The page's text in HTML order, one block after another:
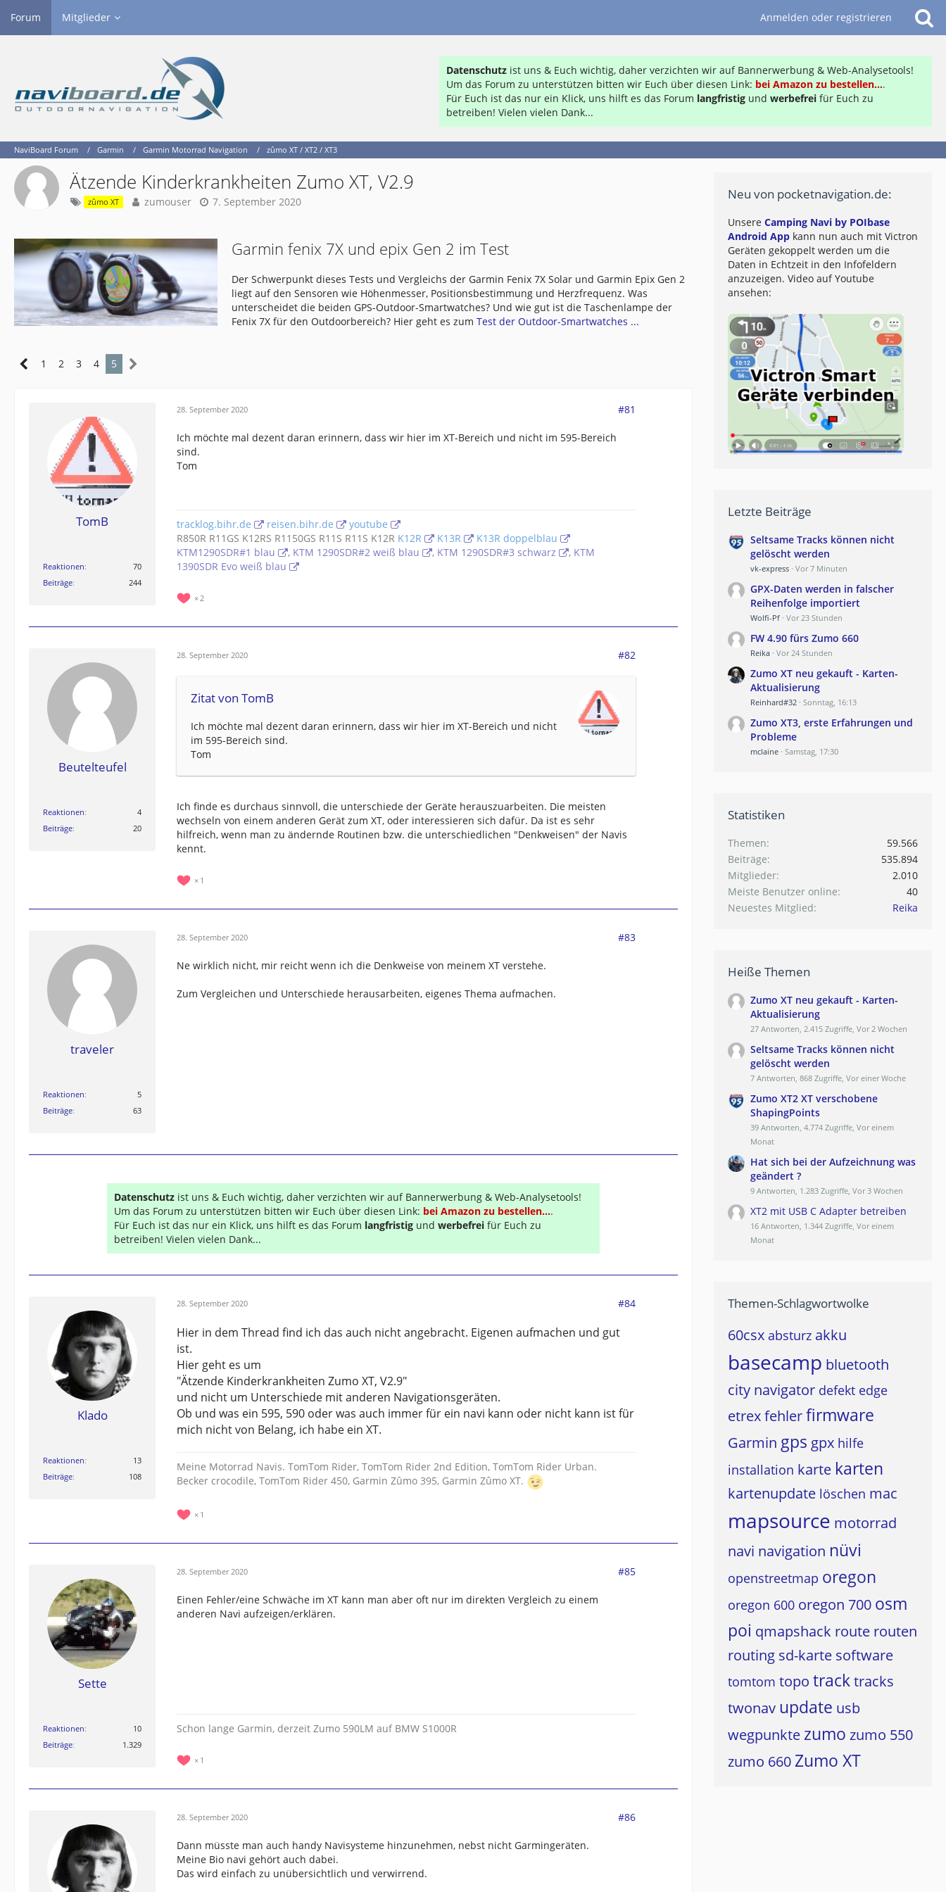
Forum Mitglieder Anmelden oder registrieren
Datenschutz ist uns & Euch wichtig, daher verzichten wir auf Bannerwerbung & Web-Analysetools!
Um das Forum zu unterstützen bitten wir Euch über diesen Link: bei Amazon zu bestellen....
Für Euch ist das nur ein Klick, uns hilft es das Forum langfristig und werbefrei für Euch zu
betreiben! Vielen vielen Dank...
NaviBoard Forum Garmin Garmin Motorrad Navigation zûmo XT / XT2 / XT3
Ätzende Kinderkrankheiten Zumo XT, V2.9
zûmo XT zumouser 7. September 2020
Garmin fenix 7X und epix Gen 2 im Test
Der Schwerpunkt dieses Tests und Vergleichs der Garmin Fenix 7X Solar und Garmin Epix Gen 2
liegt auf den Sensoren wie Höhenmesser, Positionsbestimmung und Herzfrequenz. Was
unterscheidet die beiden GPS-Outdoor-Smartwatches? Und wie gut ist die Taschenlampe der
Fenix 7X für den Outdoorbereich? Hier geht es zumTest der Outdoor-Smartwatches ...
1 2 3 4 5
TomB
Reaktionen
70
Beiträge
244
28. September 2020 #81
Ich möchte mal dezent daran erinnern, dass wir hier im XT-Bereich und nicht im 595-Bereich
sind.
Tom
tracklog.bihr.de reisen.bihr.de
youtube
R850R R11GS K12RS R1150GS R11S R11S K12R K12R K13R
K13R doppelblau
KTM1290SDR#1 blau
, KTM 1290SDR#2 weiß blau , KTM 1290SDR#3 schwarz , KTM
1390SDR Evo weiß blau
2
Beutelteufel
Reaktionen
4
Beiträge
20
28. September 2020 #82
Zitat von TomB
Ich möchte mal dezent daran erinnern, dass wir hier im XT-Bereich und nicht
im 595-Bereich sind.
Tom
Ich finde es durchaus sinnvoll, die unterschiede der Geräte herauszuarbeiten. Die meisten
wechseln von einem anderen Gerät zum XT, oder interessieren sich dafür. Da ist es sehr
hilfreich, wenn man zu ändernde Routinen bzw. die unterschiedlichen "Denkweisen" der Navis
kennt.
1
traveler
Reaktionen
5
Beiträge
63
28. September 2020 #83
Ne wirklich nicht, mir reicht wenn ich die Denkweise von meinem XT verstehe.
Zum Vergleichen und Unterschiede herausarbeiten, eigenes Thema aufmachen.
Datenschutz ist uns & Euch wichtig, daher verzichten wir auf Bannerwerbung & Web-Analysetools!
Um das Forum zu unterstützen bitten wir Euch über diesen Link: bei Amazon zu bestellen....
Für Euch ist das nur ein Klick, uns hilft es das Forum langfristig und werbefrei für Euch zu
betreiben! Vielen vielen Dank...
Klado
Reaktionen
13
Beiträge
108
28. September 2020 #84
Hier in dem Thread find ich das auch nicht angebracht. Eigenen aufmachen und gut
ist.
Hier geht es um
"Ätzende Kinderkrankheiten Zumo XT, V2.9"
und nicht um Unterschiede mit anderen Navigationsgeräten.
Ob und was ein 595, 590 oder was auch immer für ein navi kann oder nicht kann ist für
mich nicht von Belang, ich habe ein XT.
Meine Motorrad Navis. TomTom Rider, TomTom Rider 2nd Edition, TomTom Rider Urban.
Becker crocodile, TomTom Rider 450, Garmin Zûmo 395, Garmin Zûmo XT.
1
Sette
Reaktionen
10
Beiträge
1.329
28. September 2020 #85
Einen Fehler/eine Schwäche im XT kann man aber oft nur im direkten Vergleich zu einem
anderen Navi aufzeigen/erklären.
Schon lange Garmin, derzeit Zumo 590LM auf BMW S1000R
1
28. September 2020 #86
Dann müsste man auch handy Navisysteme hinzunehmen, nebst nicht Garmingeräten.
Meine Bio navi gehört auch dabei.
Das wird einfach zu unübersichtlich und verwirrend.
Neu von pocketnavigation.de:
Unsere Camping Navi by POIbase
Android App kann nun auch mit Victron
Geräten gekoppelt werden um die
Daten in Echtzeit in den Infofeldern
anzuzeigen. Video auf Youtube
ansehen:
Letzte Beiträge
Seltsame Tracks können nicht
gelöscht werden
vk-express Vor 7 Minuten
GPX-Daten werden in falscher
Reihenfolge importiert
Wolfi-Pf Vor 23 Stunden
FW 4.90 fürs Zumo 660
Reika Vor 24 Stunden
Zumo XT neu gekauft - Karten-
Aktualisierung
Reinhard#32 Sonntag, 16:13
Zumo XT3, erste Erfahrungen und
Probleme
mclaine Samstag, 17:30
Statistiken
Themen
59.566
Beiträge
535.894
Mitglieder
2.010
Meiste Benutzer online
40
Neuestes Mitglied
Reika
Heiße Themen
Zumo XT neu gekauft - Karten-
Aktualisierung
27 Antworten, 2.415 Zugriffe, Vor 2 Wochen
Seltsame Tracks können nicht
gelöscht werden
7 Antworten, 868 Zugriffe, Vor einer Woche
Zumo XT2 XT verschobene
ShapingPoints
39 Antworten, 4.774 Zugriffe, Vor einem
Monat
Hat sich bei der Aufzeichnung was
geändert ?
9 Antworten, 1.283 Zugriffe, Vor 3 Wochen
XT2 mit USB C Adapter betreiben
16 Antworten, 1.344 Zugriffe, Vor einem
Monat
Themen-Schlagwortwolke
60csx absturz akku
basecamp bluetooth
city navigator defekt edge
etrexfehlerfirmware
Garmin gps gpx hilfe
installation karte karten
kartenupdate löschen mac
mapsource motorrad
navi navigation nüvi
openstreetmap oregon
oregon 600 oregon 700 osm
poi qmapshack route routen
routing sd-karte software
tomtom topo tracktracks
twonav update usb
wegpunkte zumo zumo 550
zumo 660 Zumo XT